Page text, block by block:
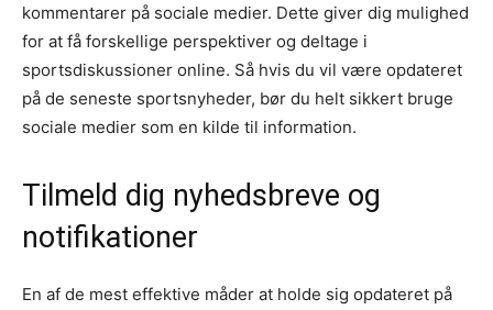
kommentarer på sociale medier. Dette giver dig mulighed
for at få forskellige perspektiver og deltage i
sportsdiskussioner online. Så hvis du vil være opdateret
på de seneste sportsnyheder, bør du helt sikkert bruge
sociale medier som en kilde til information.
Tilmeld dig nyhedsbreve og
notifikationer
En af de mest effektive måder at holde sig opdateret på